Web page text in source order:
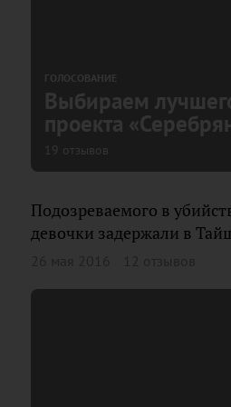
ГОЛОСОВАНИЕ
Выбираем
проекта
19 отзывов
Подозреваемого в
девочки задержали в